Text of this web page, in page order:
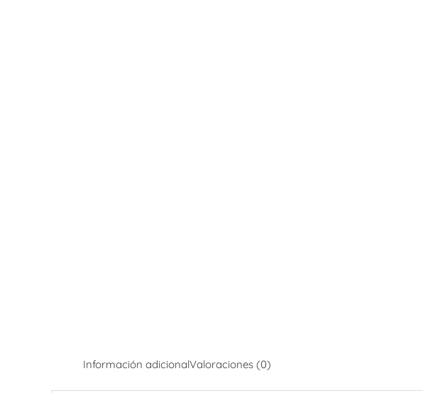
Información adicionalValoraciones (0)